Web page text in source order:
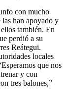
con mucho
las han apoyado y
también. En
perdió a su
Reátegui.
locales
que nos
y con
tres balones,”